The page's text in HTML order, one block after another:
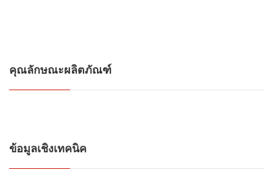
คุณลักษณะผลิตภัณฑ์
ข้อมูลเชิงเทคนิค